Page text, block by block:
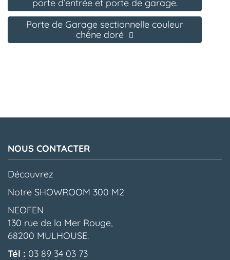
porte d’entrée et porte de garage.
Porte de Garage sectionnelle couleur
chêne doré
NOUS CONTACTER
Découvrez
Notre SHOWROOM 300 M2
NEOFEN
130 rue de la Mer Rouge,
68200 MULHOUSE.
Tél : 03 89 34 03 73